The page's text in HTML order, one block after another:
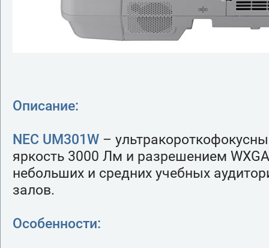
Описание:
NEC UM301W –
яркость 3000 Лм и разрешением
небольших и средних учебных
залов.
Особенности: